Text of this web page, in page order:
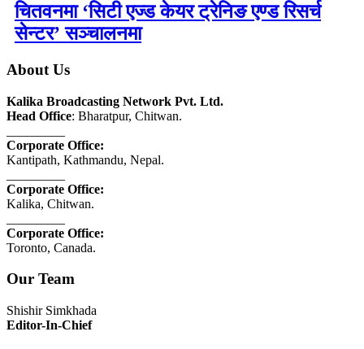
चितवनमा ‘सिटी एज्ड केयर ट्रेनिङ एण्ड रिसर्च
सेन्टर’ सञ्चालनमा
About Us
Kalika Broadcasting Network Pvt. Ltd.
Head Office: Bharatpur, Chitwan.
Corporate Office:
Kantipath, Kathmandu, Nepal.
Corporate Office:
Kalika, Chitwan.
Corporate Office:
Toronto, Canada.
Our Team
Shishir Simkhada
Editor-In-Chief